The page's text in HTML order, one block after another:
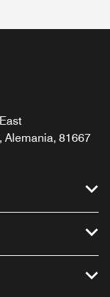
Alemania, 81667